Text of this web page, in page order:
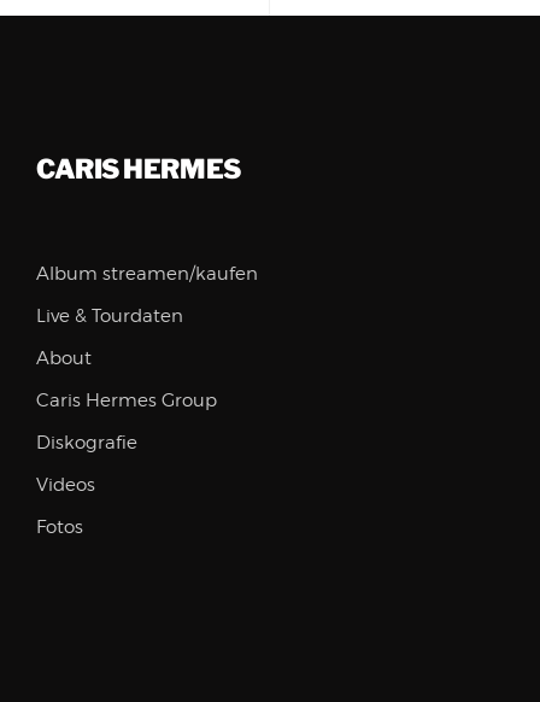
CARIS HERMES
Album streamen/kaufen
Live & Tourdaten
About
Caris Hermes Group
Diskografie
Videos
Fotos